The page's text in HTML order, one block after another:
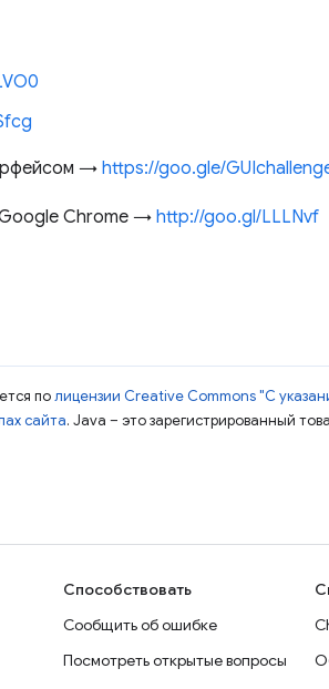
→ https://goo.gle/
Google Chrome →http://goo.gl/LLLNvf
полицензии Creative Commons "С
сайта. Java – это зарегистрированный
Способствовать
Сообщить об ошибке
Посмотреть открытые вопросы